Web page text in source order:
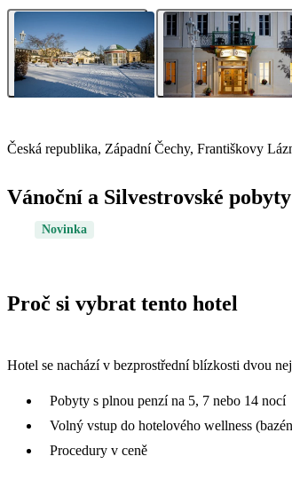
Česká republika, Západní Čechy, Františkovy
Vánoční a Silvestrovské
Novinka
Proč si vybrat tento hotel
Hotel se nachází v bezprostřední blízkosti dvou
Pobyty s plnou penzí na 5, 7 nebo 14 nocí
Volný vstup do hotelového wellness
Procedury v ceně